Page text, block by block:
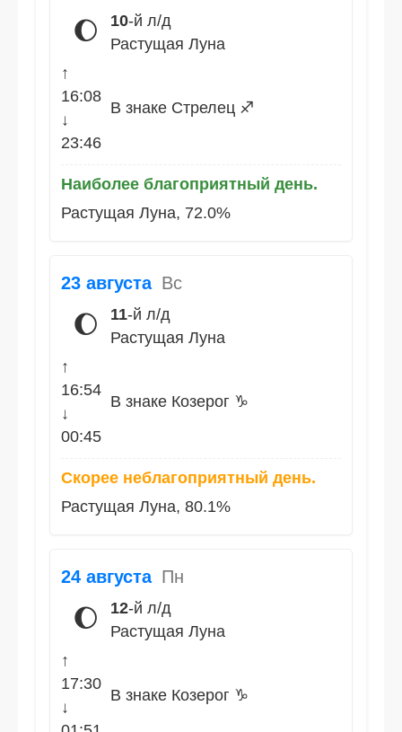
🌔 10-й л/д
Растущая Луна
↑
16:08
↓
23:46
В знаке Стрелец ♐
Наиболее благоприятный день.
Растущая Луна, 72.0%
23 августа Вс
🌔 11-й л/д
Растущая Луна
↑
16:54
↓
00:45
В знаке Козерог ♑
Скорее неблагоприятный день.
Растущая Луна, 80.1%
24 августа Пн
🌔 12-й л/д
Растущая Луна
↑
17:30
↓
В знаке Козерог ♑